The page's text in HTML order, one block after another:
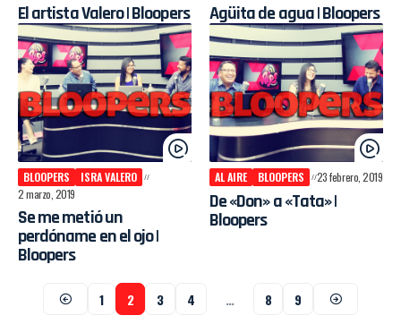
El artista Valero | Bloopers Agüita de agua | Bloopers
BLOOPERS
ISRA VALERO
2 marzo, 2019
Se me metió un
perdóname en el ojo |
Bloopers
AL AIRE BLOOPERS 23 febrero, 2019
De «Don» a «Tata» |
Bloopers
1 2 3 4 … 8 9